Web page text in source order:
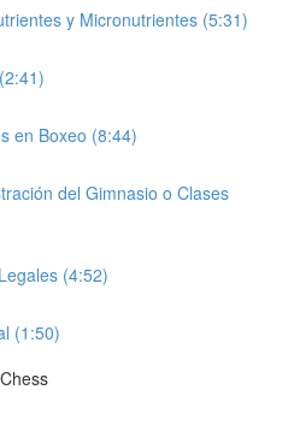
y Micronutrientes (5:31)
en Boxeo (8:44)
del Gimnasio o Clases
(4:52)
(1:50)